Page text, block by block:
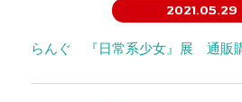
2021.05.29
らんぐ 『日常系少女』展 通販